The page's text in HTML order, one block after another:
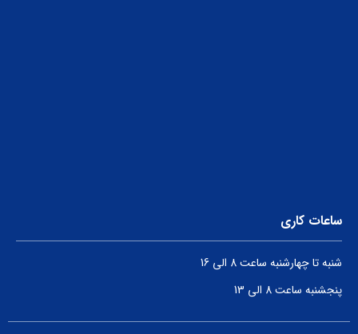
ساعات کاری
شنبه تا چهارشنبه ساعت 8 الی 16
پنجشنبه ساعت 8 الی 13